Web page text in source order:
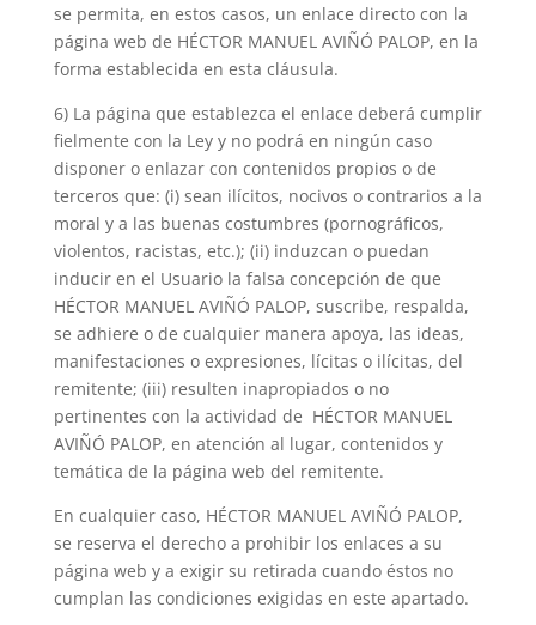
se permita, en estos casos, un enlace directo con la
página web de HÉCTOR MANUEL AVIÑÓ PALOP, en la
forma establecida en esta cláusula.
6) La página que establezca el enlace deberá cumplir
fielmente con la Ley y no podrá en ningún caso
disponer o enlazar con contenidos propios o de
terceros que: (i) sean ilícitos, nocivos o contrarios a la
moral y a las buenas costumbres (pornográficos,
violentos, racistas, etc.); (ii) induzcan o puedan
inducir en el Usuario la falsa concepción de que
HÉCTOR MANUEL AVIÑÓ PALOP, suscribe, respalda,
se adhiere o de cualquier manera apoya, las ideas,
manifestaciones o expresiones, lícitas o ilícitas, del
remitente; (iii) resulten inapropiados o no
pertinentes con la actividad de HÉCTOR MANUEL
AVIÑÓ PALOP, en atención al lugar, contenidos y
temática de la página web del remitente.
En cualquier caso, HÉCTOR MANUEL AVIÑÓ PALOP,
se reserva el derecho a prohibir los enlaces a su
página web y a exigir su retirada cuando éstos no
cumplan las condiciones exigidas en este apartado.